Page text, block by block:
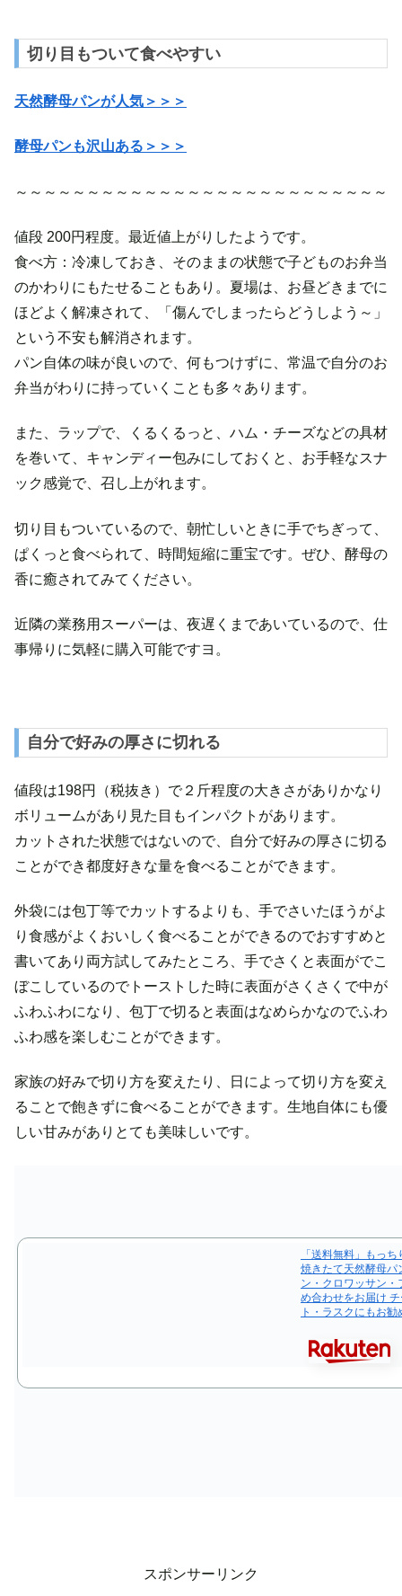
切り目もついて食べやすい
天然酵母パンが人気＞＞＞
酵母パンも沢山ある＞＞＞
～～～～～～～～～～～～～～～～～～～～～～～～～～
値段 200円程度。最近値上がりしたようです。
食べ方：冷凍しておき、そのままの状態で子どものお弁当
のかわりにもたせることもあり。夏場は、お昼どきまでに
ほどよく解凍されて、「傷んでしまったらどうしよう～」
という不安も解消されます。
パン自体の味が良いので、何もつけずに、常温で自分のお
弁当がわりに持っていくことも多々あります。
また、ラップで、くるくるっと、ハム・チーズなどの具材
を巻いて、キャンディー包みにしておくと、お手軽なスナ
ック感覚で、召し上がれます。
切り目もついているので、朝忙しいときに手でちぎって、
ぱくっと食べられて、時間短縮に重宝です。ぜひ、酵母の
香に癒されてみてください。
近隣の業務用スーパーは、夜遅くまであいているので、仕
事帰りに気軽に購入可能ですヨ。
自分で好みの厚さに切れる
値段は198円（税抜き）で２斤程度の大きさがありかなり
ボリュームがあり見た目もインパクトがあります。
カットされた状態ではないので、自分で好みの厚さに切る
ことができ都度好きな量を食べることができます。
外袋には包丁等でカットするよりも、手でさいたほうがよ
り食感がよくおいしく食べることができるのでおすすめと
書いてあり両方試してみたところ、手でさくと表面がでこ
ぼこしているのでトーストした時に表面がさくさくで中が
ふわふわになり、包丁で切ると表面はなめらかなのでふわ
ふわ感を楽しむことができます。
家族の好みで切り方を変えたり、日によって切り方を変え
ることで飽きずに食べることができます。生地自体にも優
しい甘みがありとても美味しいです。
「送料無料」もっ
焼きたて天然酵母パ
ン・クロワッサン・
め合わせをお届け
ト・ラスクにもお
スポンサーリンク